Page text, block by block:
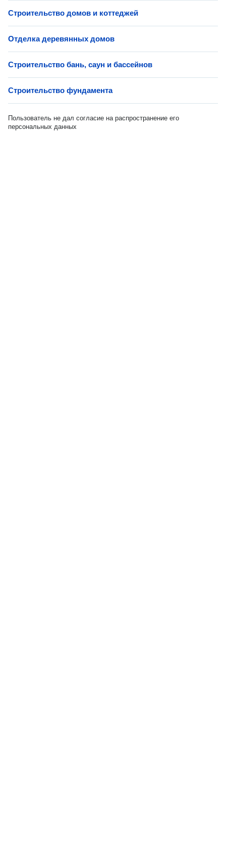
Строительство домов и коттеджей
Отделка деревянных домов
Строительство бань, саун и бассейнов
Строительство фундамента
Пользователь не дал согласие на распространение его
персональных данных